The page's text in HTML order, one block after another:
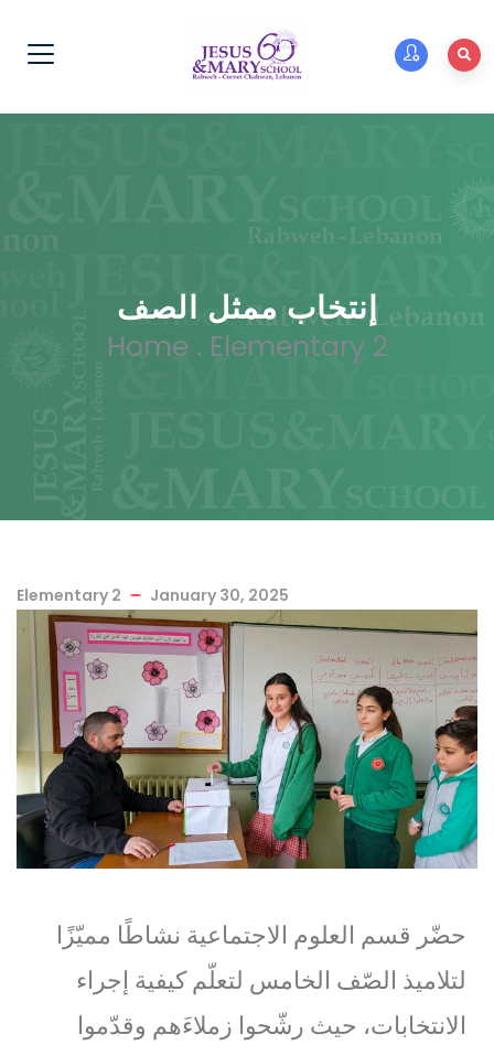
إنتخاب ممثل الصف
Home . Elementary 2
Elementary 2 January 30, 2025
حضّر قسم العلوم الاجتماعية نشاطًا مميّزًا
لتلاميذ الصّف الخامس لتعلّم كيفية إجراء
الانتخابات، حيث رشّحوا زملاءَهم وقدّموا